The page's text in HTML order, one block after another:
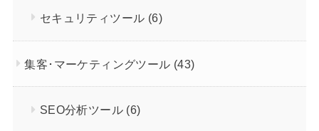
セキュリティツール (6)
集客･マーケティングツール (43)
SEO分析ツール (6)